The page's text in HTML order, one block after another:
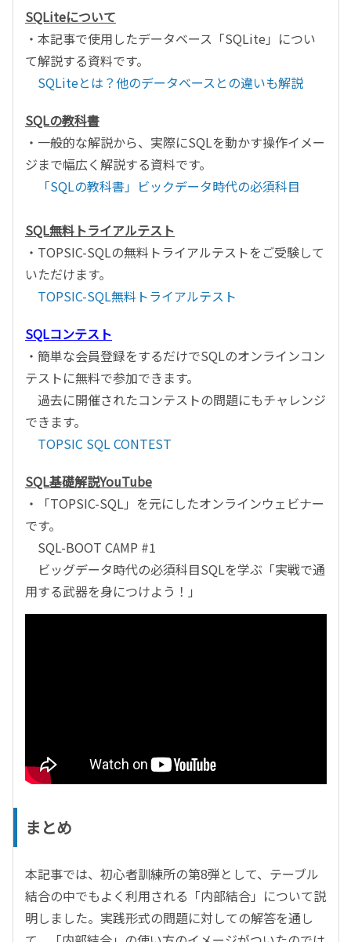
SQLiteについて
・本記事で使用したデータベース「SQLite」につい
て解説する資料です。
SQLiteとは？他のデータベースとの違いも解説
SQLの教科書
・一般的な解説から、実際にSQLを動かす操作イメー
ジまで幅広く解説する資料です。
「SQLの教科書」ビックデータ時代の必須科目
SQL無料トライアルテスト
・TOPSIC-SQLの無料トライアルテストをご受験して
いただけます。
TOPSIC-SQL無料トライアルテスト
SQLコンテスト
・簡単な会員登録をするだけでSQLのオンラインコン
テストに無料で参加できます。
過去に開催されたコンテストの問題にもチャレンジ
できます。
TOPSIC SQL CONTEST
SQL基礎解説YouTube
・「TOPSIC-SQL」を元にしたオンラインウェビナー
です。
SQL-BOOT CAMP #1
ビッグデータ時代の必須科目SQLを学ぶ「実戦で通
用する武器を身につけよう！」
まとめ
本記事では、初心者訓練所の第8弾として、テーブル
結合の中でもよく利用される「内部結合」について説
明しました。実践形式の問題に対しての解答を通し